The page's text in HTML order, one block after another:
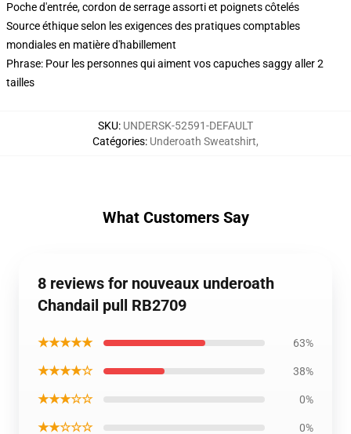
Poche d'entrée, cordon de serrage assorti et poignets côtelés
Source éthique selon les exigences des pratiques comptables
mondiales en matière d'habillement
Phrase: Pour les personnes qui aiment vos capuches saggy aller 2
tailles
SKU: UNDERSK-52591-DEFAULT
Catégories: Underoath Sweatshirt,
What Customers Say
8 reviews for nouveaux underoath
Chandail pull RB2709
★★★★★ 63%
★★★★☆ 38%
★★★☆☆ 0%
★★☆☆☆ 0%